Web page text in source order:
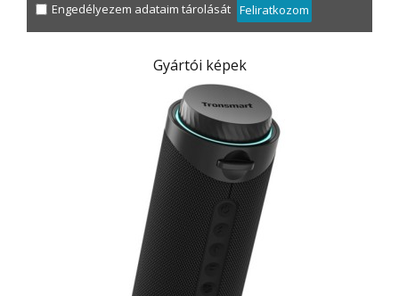
Engedélyezem adataim tárolását Feliratkozom
Gyártói képek